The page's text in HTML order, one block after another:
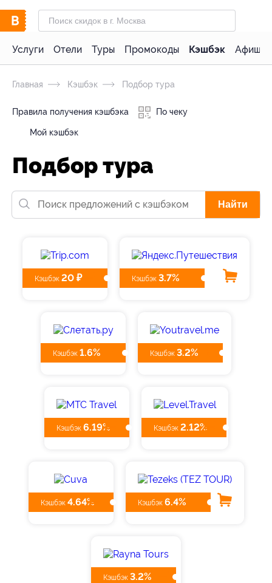
Услуги Отели Туры Промокоды Кэшбэк Афиша
Главная Кэшбэк Подбор тура
Правила получения кэшбэка По чеку
Мой кэшбэк
Подбор тура
Найти
Кэшбэк 20 ₽ Кэшбэк 3.7%
Кэшбэк 1.6% Кэшбэк 3.2%
Кэшбэк 6.19% Кэшбэк 2.12%
Кэшбэк 4.64% Кэшбэк 6.4%
Кэшбэк 3.2%